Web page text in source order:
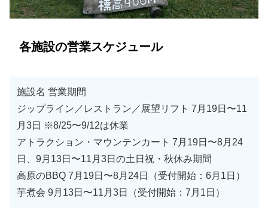
各施設の営業スケジュール
施設名 営業期間
ジップライン／レストラン／展望リフト 7月19日〜11
月3日 ※8/25〜9/12は休業
アトラクション・マウンテンカート 7月19日〜8月24
日、9月13日〜11月3日の土日祝・秋休み期間
高原のBBQ 7月19日〜8月24日（受付開始：6月1日）
芋煮会 9月13日〜11月3日（受付開始：7月1日）